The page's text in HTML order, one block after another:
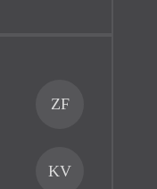
ZF
KV